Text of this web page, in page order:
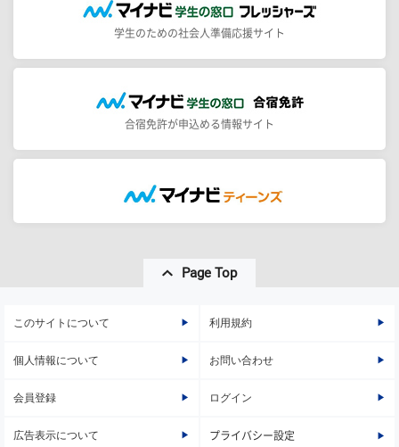
学生のための社会人準備応援サイト
合宿免許が申込める情報サイト
Page Top
このサイトについて 利用規約
個人情報について お問い合わせ
会員登録 ログイン
広告表示について プライバシー設定